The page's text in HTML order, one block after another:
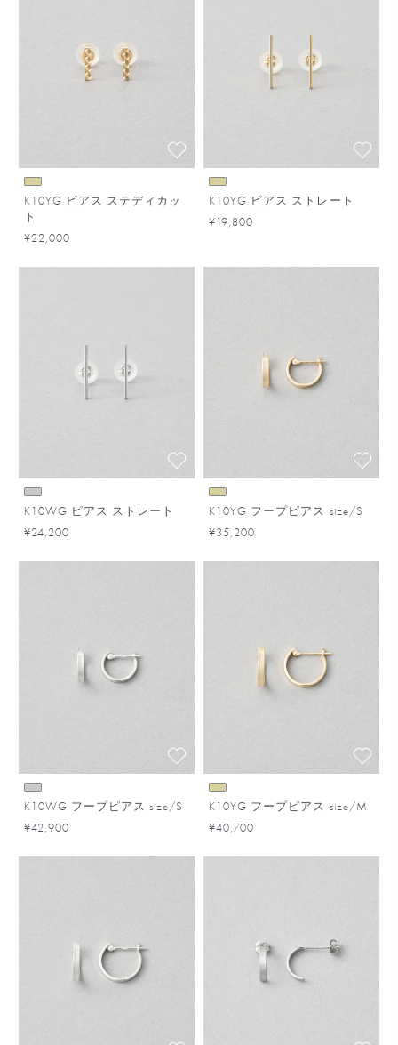
K10YG ピアス ステディカッ
ト
¥22,000
K10YG ピアス ストレート
¥19,800
K10WG ピアス ストレート
¥24,200
K10YG フープピアス size/S
¥35,200
K10WG フープピアス size/S
¥42,900
K10YG フープピアス size/M
¥40,700